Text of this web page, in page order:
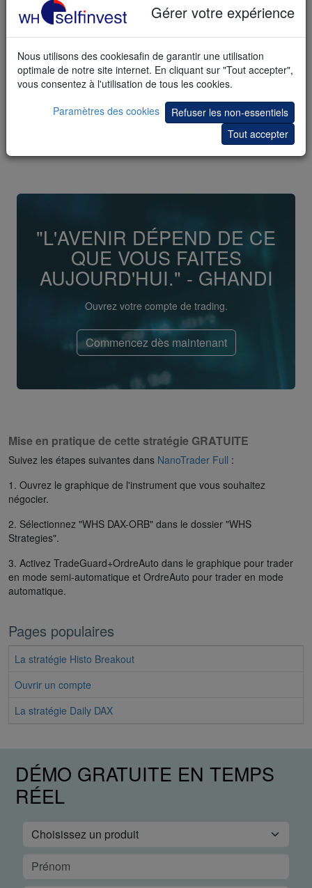
"L'AVENIR DÉPEND DE CE
QUE VOUS FAITES
AUJOURD'HUI." - GHANDI
Ouvrez votre compte de trading.
Commencez dès maintenant
Mise en pratique de cette stratégie GRATUITE
Suivez les étapes suivantes dans NanoTrader Full :
1. Ouvrez le graphique de l'instrument que vous souhaitez
négocier.
2. Sélectionnez "WHS DAX-ORB" dans le dossier "WHS
Strategies".
3. Activez TradeGuard+OrdreAuto dans le graphique pour trader
en mode semi-automatique et OrdreAuto pour trader en mode
automatique.
Pages populaires
La stratégie Histo Breakout
Ouvrir un compte
La stratégie Daily DAX
Gérer votre expérience
Nous utilisons des cookiesafin de garantir une utilisation
optimale de notre site internet. En cliquant sur "Tout accepter",
vous consentez à l'utilisation de tous les cookies.
Paramètres des cookies
Refuser les non-essentiels
Tout accepter
DÉMO GRATUITE EN TEMPS
RÉEL